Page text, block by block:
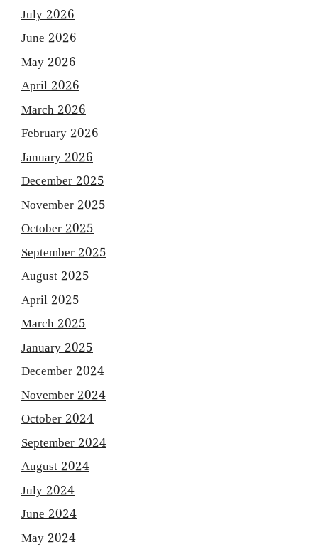
July 2026
June 2026
May 2026
April 2026
March 2026
February 2026
January 2026
December 2025
November 2025
October 2025
September 2025
August 2025
April 2025
March 2025
January 2025
December 2024
November 2024
October 2024
September 2024
August 2024
July 2024
June 2024
May 2024